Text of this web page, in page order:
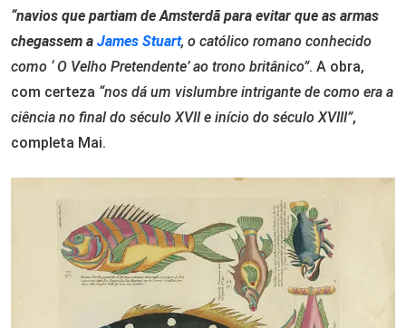
“navios que partiam de Amsterdã para evitar que as armas
chegassem a James Stuart, o católico romano conhecido
como ‘ O Velho Pretendente’ ao trono britânico”. A obra,
com certeza “nos dá um vislumbre intrigante de como era a
ciência no final do século XVII e início do século XVIII”,
completa Mai.